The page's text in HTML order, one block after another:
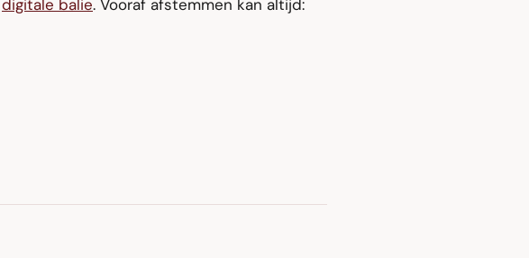
digitale balie. Vooraf afstemmen kan altijd: